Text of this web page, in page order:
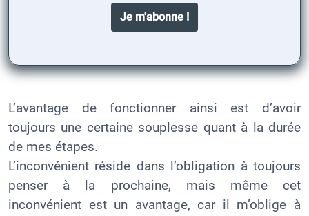
L’avantage de fonctionner ainsi est d’avoir
toujours une certaine souplesse quant à la durée
de mes étapes.
L’inconvénient réside dans l’obligation à toujours
penser à la prochaine, mais même cet
inconvénient est un avantage, car il m’oblige à